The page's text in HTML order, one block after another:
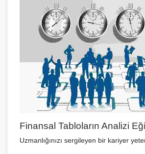
Finansal Tabloların Analizi
Uzmanlığınızı sergileyen bir kariyer